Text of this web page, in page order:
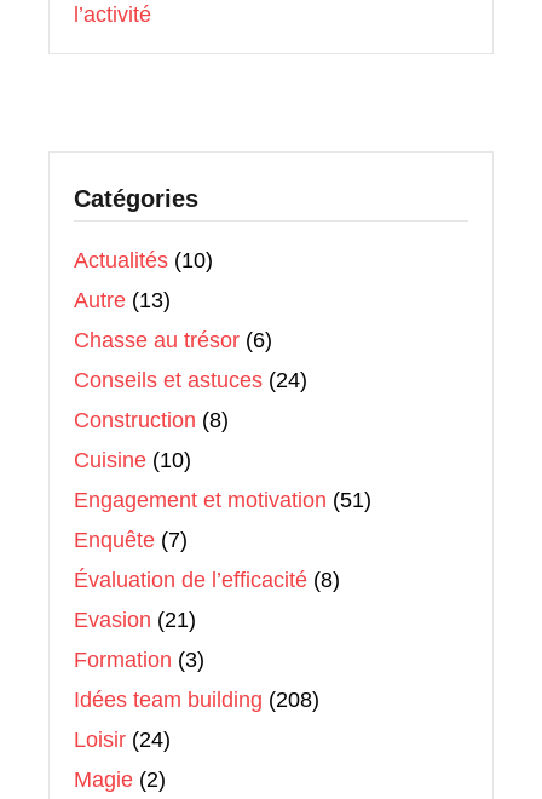
l’activité
Catégories
Actualités (10)
Autre (13)
Chasse au trésor (6)
Conseils et astuces (24)
Construction (8)
Cuisine (10)
Engagement et motivation (51)
Enquête (7)
Évaluation de l’efficacité (8)
Evasion (21)
Formation (3)
Idées team building (208)
Loisir (24)
Magie (2)